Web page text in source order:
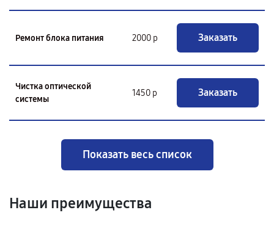
Ремонт блока питания 2000 р Заказать
Чистка оптической
системы
1450 р Заказать
Показать весь список
Наши преимущества